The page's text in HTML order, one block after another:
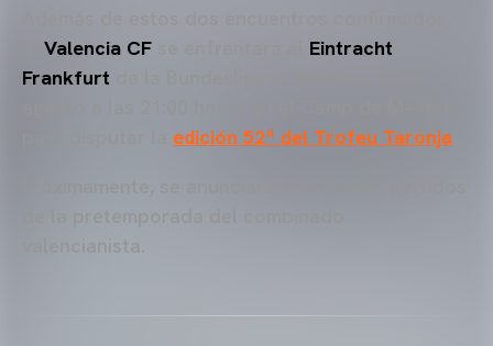
Valencia CF
Eintracht
Frankfurt
edición 52ª del Trofeu Taronja
de la pretemporada del combinado
valencianista.